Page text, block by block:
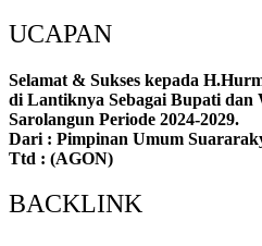
UCAPAN
Selamat & Sukses kepada
di Lantiknya Sebagai Bupati dan
Sarolangun Periode 2024-2029.
Dari : Pimpinan Umum
Ttd : (AGON)
BACKLINK